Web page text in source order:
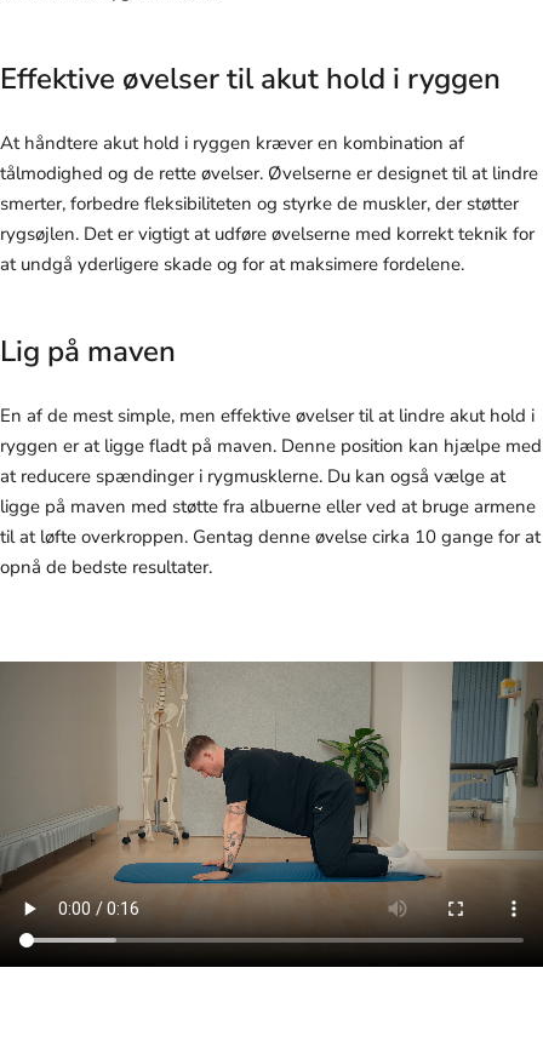
Effektive øvelser til akut hold i ryggen
At håndtere akut hold i ryggen kræver en kombination af
tålmodighed og de rette øvelser. Øvelserne er designet til at lindre
smerter, forbedre fleksibiliteten og styrke de muskler, der støtter
rygsøjlen. Det er vigtigt at udføre øvelserne med korrekt teknik for
at undgå yderligere skade og for at maksimere fordelene.
Lig på maven
En af de mest simple, men effektive øvelser til at lindre akut hold i
ryggen er at ligge fladt på maven. Denne position kan hjælpe med
at reducere spændinger i rygmusklerne. Du kan også vælge at
ligge på maven med støtte fra albuerne eller ved at bruge armene
til at løfte overkroppen. Gentag denne øvelse cirka 10 gange for at
opnå de bedste resultater.